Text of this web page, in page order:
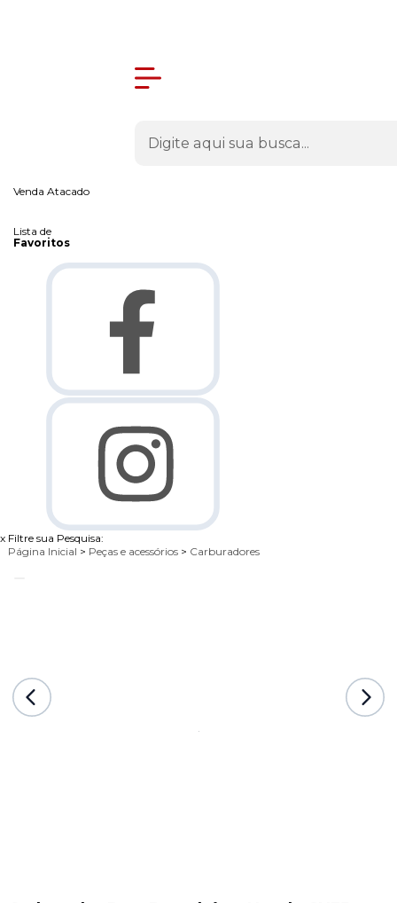
Venda Atacado
Lista de
Favoritos
x Filtre sua Pesquisa:
Página Inicial > Peças e acessórios > Carburadores